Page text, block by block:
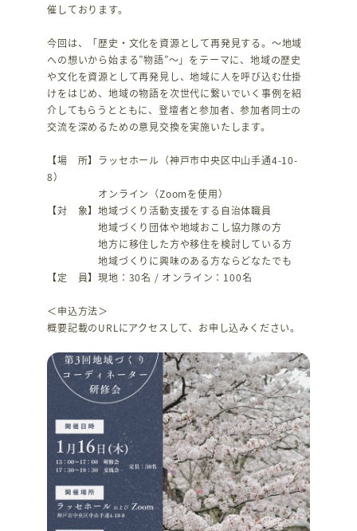
催しております。
今回は、「歴史・文化を資源として再発見する。～地域
への想いから始まる”物語”～」をテーマに、地域の歴史
や文化を資源として再発見し、地域に人を呼び込む仕掛
けをはじめ、地域の物語を次世代に繋いでいく事例を紹
介してもらうとともに、登壇者と参加者、参加者同士の
交流を深めるための意見交換を実施いたします。
【場 所】ラッセホール（神戸市中央区中山手通4-10-
8）
オンライン（Zoomを使用）
【対 象】地域づくり活動支援をする自治体職員
地域づくり団体や地域おこし協力隊の方
地方に移住した方や移住を検討している方
地域づくりに興味のある方ならどなたでも
【定 員】現地：30名 / オンライン：100名
＜申込方法＞
概要記載のURLにアクセスして、お申し込みください。